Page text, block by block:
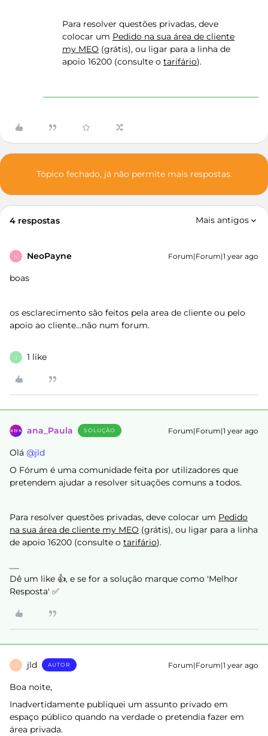
Para resolver questões privadas, deve
colocar um Pedido na sua área de cliente
my MEO (grátis), ou ligar para a linha de
apoio 16200 (consulte o tarifário).
Tópico fechado, já não permite mais respostas.
4 respostas Mais antigos
N NeoPayne Forum|Forum|1 year ago
boas
os esclarecimento são feitos pela area de cliente ou pelo
apoio ao cliente...não num forum.
I 1 like
ana_Paula SOLUÇÃO Forum|Forum|1 year ago
Olá ​ @jld
O Fórum é uma comunidade feita por utilizadores que
pretendem ajudar a resolver situações comuns a todos.
Para resolver questões privadas, deve colocar um Pedido
na sua área de cliente my MEO (grátis), ou ligar para a linha
de apoio 16200 (consulte o tarifário).
Dê um like 👍, e se for a solução marque como 'Melhor
Resposta' ✅
J jld AUTOR Forum|Forum|1 year ago
Boa noite,
Inadvertidamente publiquei um assunto privado em
espaço público quando na verdade o pretendia fazer em
área privada.